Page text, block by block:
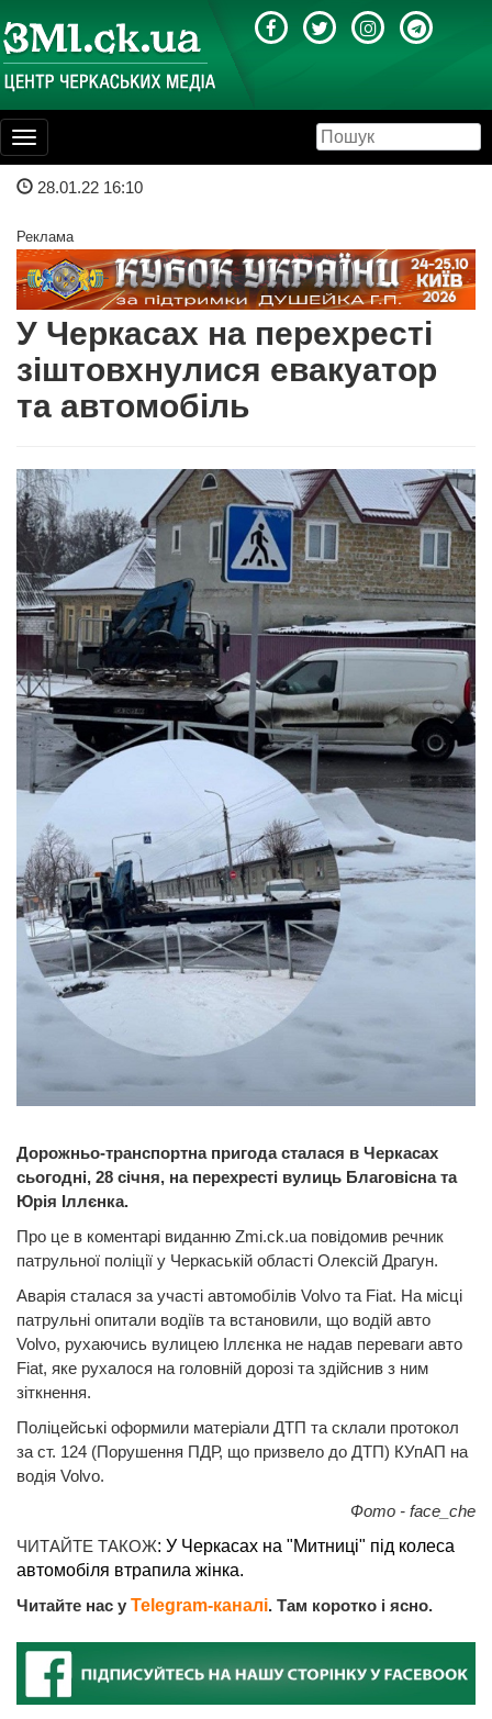
Toggle
navigation
28.01.22 16:10
Реклама
У Черкасах на перехресті
зіштовхнулися евакуатор
та автомобіль
Дорожньо-транспортна пригода сталася в Черкасах
сьогодні, 28 січня, на перехресті вулиць Благовісна та
Юрія Іллєнка.
Про це в коментарі виданню Zmi.ck.ua повідомив речник
патрульної поліції у Черкаській області Олексій Драгун.
Аварія сталася за участі автомобілів Volvo та Fiat. На місці
патрульні опитали водіїв та встановили, що водій авто
Volvo, рухаючись вулицею Іллєнка не надав переваги авто
Fiat, яке рухалося на головній дорозі та здійснив з ним
зіткнення.
Поліцейські оформили матеріали ДТП та склали протокол
за ст. 124 (Порушення ПДР, що призвело до ДТП) КУпАП на
водія Volvo.
Фото - face_che
ЧИТАЙТЕ ТАКОЖ: У Черкасах на "Митниці" під колеса
автомобіля втрапила жінка.
Читайте нас у Telegram-каналі. Там коротко і ясно.